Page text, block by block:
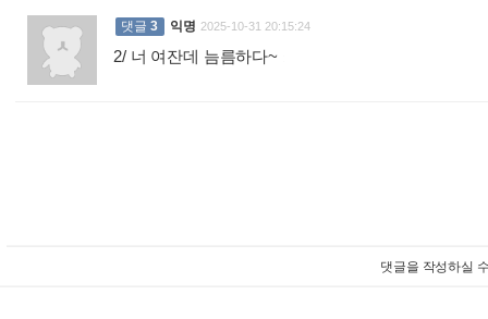
댓글 3 익명 2025-10-31 20:15:24
2/ 너 여잔데 늠름하다~
댓글을 작성하실